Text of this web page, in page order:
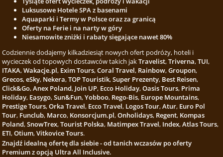
Luksusowe Hotele SPA z basenami
Aquaparki i Termy w Polsce oraz za granicą
Oferty na Ferie i na narty w góry
Niesamowite zniżki i rabaty sięgające nawet 80%
Codziennie dodajemy kilkadziesiąt nowych ofert podróży, hoteli i
wycieczek od topowych dostawców takich jakTravelist,Triverna,TUI,
ITAKA,Wakacje.pl, Exim Tours,Coral Travel, Rainbow,Groupon,
Grecos,eSky, Nekera,TOP Touristik,Super Prezenty, Best Reisen,
Click&Go,Anex Poland, Join UP, Ecco Holiday,Oasis Tours, Prima
Holiday, Easygo,Sun&Fun,Yobboo, Rego-Bis, Europe Mountains,
Prestige Tours,Orka Travel, Ecco Travel, Logos Tour,Atur, Euro Pol
Tour, Funclub, Marco, Konsorcjum.pl,Onholidays, Regent, Kompas
Poland,SnowTrex,Tourist Polska, Matimpex Travel, Index,Atlas Tours,
ETI,Otium,Vitkovice Tours.
Znajdź idealną ofertę dla siebie - od tanich wczasów po oferty
Premium z opcją Ultra All Inclusive.